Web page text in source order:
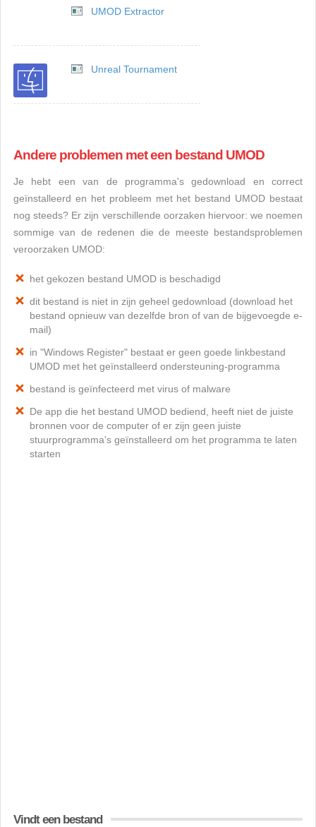
UMOD Extractor
Unreal Tournament
Andere problemen met een bestand UMOD
Je hebt een van de programma's gedownload en correct
geïnstalleerd en het probleem met het bestand UMOD bestaat
nog steeds? Er zijn verschillende oorzaken hiervoor: we noemen
sommige van de redenen die de meeste bestandsproblemen
veroorzaken UMOD:
het gekozen bestand UMOD is beschadigd
dit bestand is niet in zijn geheel gedownload (download het
bestand opnieuw van dezelfde bron of van de bijgevoegde e-
mail)
in "Windows Register" bestaat er geen goede linkbestand
UMOD met het geïnstalleerd ondersteuning-programma
bestand is geïnfecteerd met virus of malware
De app die het bestand UMOD bediend, heeft niet de juiste
bronnen voor de computer of er zijn geen juiste
stuurprogramma's geïnstalleerd om het programma te laten
starten
Vindt een bestand